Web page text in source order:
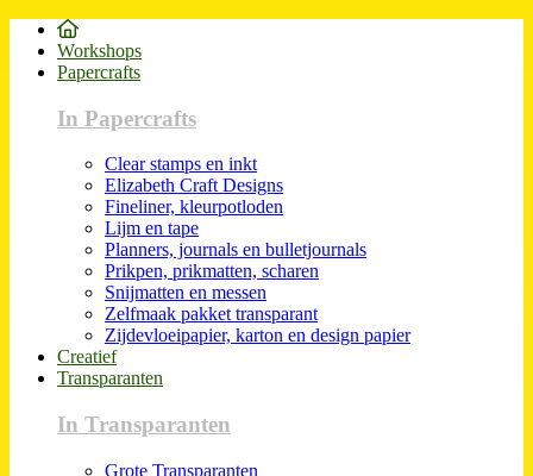
Workshops
Papercrafts
In Papercrafts
Clear stamps en inkt
Elizabeth Craft Designs
Fineliner, kleurpotloden
Lijm en tape
Planners, journals en bulletjournals
Prikpen, prikmatten, scharen
Snijmatten en messen
Zelfmaak pakket transparant
Zijdevloeipapier, karton en design papier
Creatief
Transparanten
In Transparanten
Grote Transparanten